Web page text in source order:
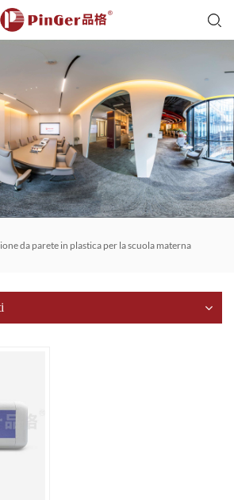
da parete in plastica per la scuola materna